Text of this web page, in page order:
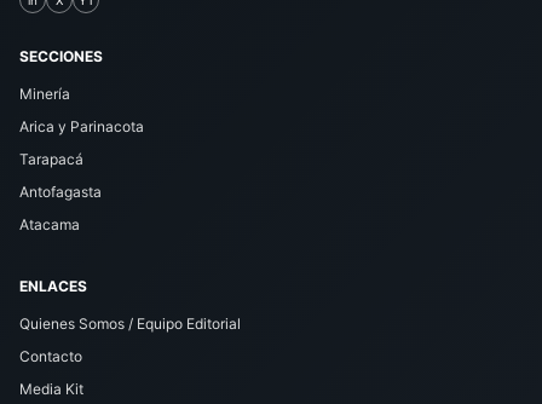
SECCIONES
Minería
Arica y Parinacota
Tarapacá
Antofagasta
Atacama
ENLACES
Quienes Somos / Equipo Editorial
Contacto
Media Kit